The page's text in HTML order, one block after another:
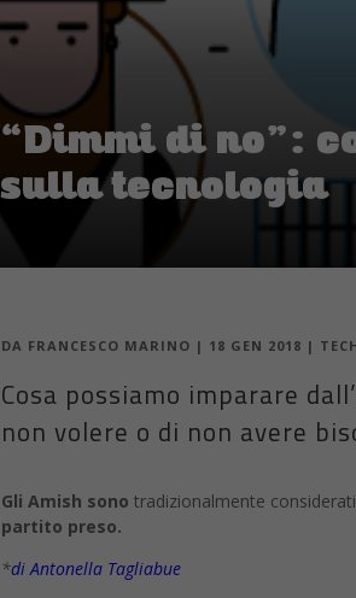
“Dimmi di no”:
sulla tecnologia
DA FRANCESCO MARINO | 18 GEN 2018 |
Cosa possiamo imparare
non volere o di non avere
Gli Amish sono tradizionalmente
partito preso.
*di Antonella Tagliabue